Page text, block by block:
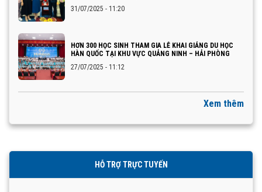
31/07/2025 - 11:20
HƠN 300 HỌC SINH THAM GIA LỄ KHAI GIẢNG DU HỌC
HÀN QUỐC TẠI KHU VỰC QUẢNG NINH – HẢI PHÒNG
27/07/2025 - 11:12
Xem thêm
HỖ TRỢ TRỰC TUYẾN